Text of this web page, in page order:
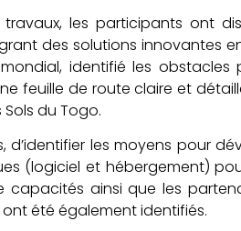
les participants ont
des solutions innovantes
identifié les
feuille de route claire et
du Togo.
d’identifier les moyens pour
(logiciel et hébergement)
ainsi que les
été également identifiés.